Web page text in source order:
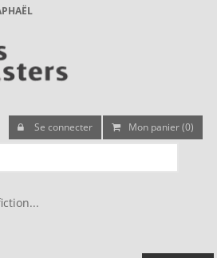
Se connecter Mon panier (0)